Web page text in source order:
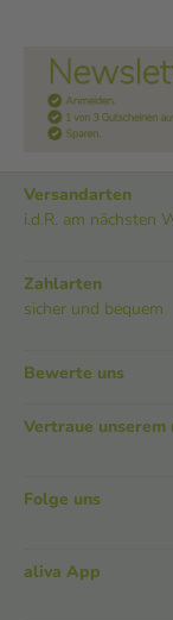
Versandarten
i.d.R. am nächsten
Zahlarten
sicher und bequem
Bewerte uns
Vertraue unserem
Folge uns
aliva App